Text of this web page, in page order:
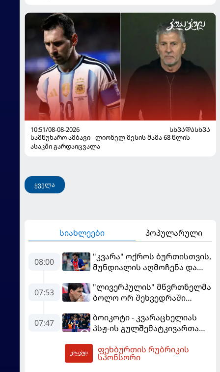
10:51/08-08-2026
ᲡᲮᲕᲐᲓᲐᲡᲮᲕᲐ
სამწუხარო ამბავი - ლიონელ მესის მამა 68 წლის
ასაკში გარდაიცვალა
ყველა
სიახლეები პოპულარული
08:00
"კვარა" ოქროს ბურთისთვის,
მუნდიალის აღმოჩენა და
მსაჯი - ევროპის სუპერთასის
PREVIEW
07:53
"ლივერპულის" მწვრთნელმა
ბოლო ორ შეხვედრაში
07:47
ბოიკოტი - კვარაცხელიას
პსჟ-ის გულშემატკივართა
გაავრცელა
ფეხბურთის რუბრიკის
სპონსორი